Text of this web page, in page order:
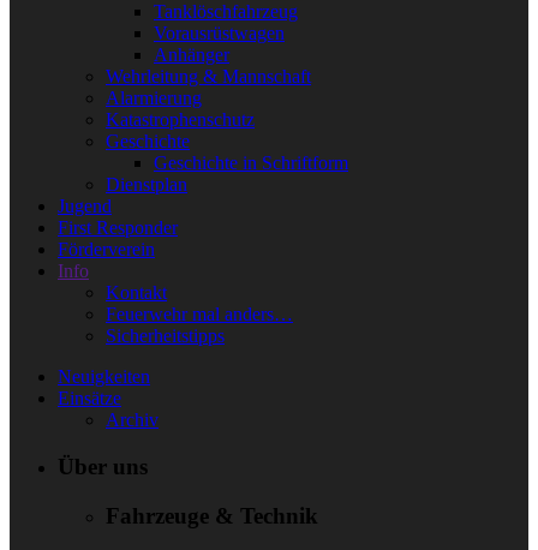
Tanklöschfahrzeug
Vorausrüstwagen
Anhänger
Wehrleitung & Mannschaft
Alarmierung
Katastrophenschutz
Geschichte
Geschichte in Schriftform
Dienstplan
Jugend
First Responder
Förderverein
Info
Kontakt
Feuerwehr mal anders…
Sicherheitstipps
Neuigkeiten
Einsätze
Archiv
Über uns
Fahrzeuge & Technik